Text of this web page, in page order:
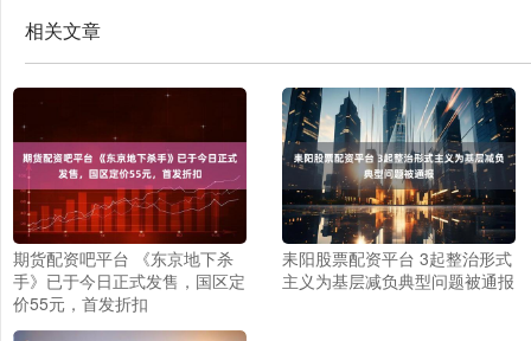
相关文章
期货配资吧平台 《东京地下杀
手》已于今日正式发售，国区定
价55元，首发折扣
耒阳股票配资平台 3起整治形式
主义为基层减负典型问题被通报